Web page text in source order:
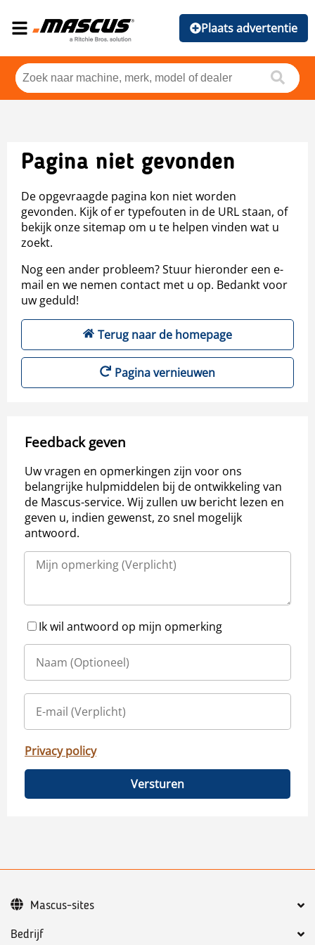
Plaats advertentie
Pagina niet gevonden
De opgevraagde pagina kon niet worden
gevonden. Kijk of er typefouten in de URL staan, of
bekijk onze sitemap om u te helpen vinden wat u
zoekt.
Nog een ander probleem? Stuur hieronder een e-
mail en we nemen contact met u op. Bedankt voor
uw geduld!
Terug naar de homepage
Pagina vernieuwen
Feedback geven
Uw vragen en opmerkingen zijn voor ons
belangrijke hulpmiddelen bij de ontwikkeling van
de Mascus-service. Wij zullen uw bericht lezen en
geven u, indien gewenst, zo snel mogelijk
antwoord.
Ik wil antwoord op mijn opmerking
Privacy policy
Versturen
Bedrijf
Mascus-sites